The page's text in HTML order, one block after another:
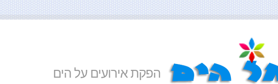
הפקת אירועים על הים